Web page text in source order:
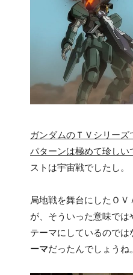
ガンダムのＴＶシリー
パターンは極めて珍しい
ストは宇宙戦でしたし。
局地戦を舞台にしたＯ
が、そういった意味で
テーマにしているので
ーマだったんでしょうね。